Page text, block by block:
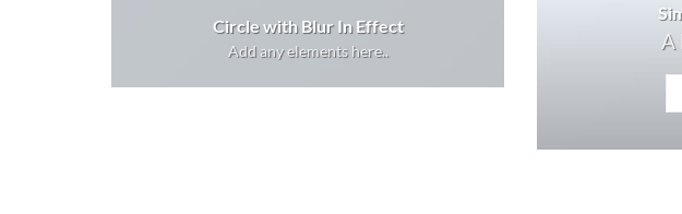
Circle with Blur In Effect
Add any elements here.. A